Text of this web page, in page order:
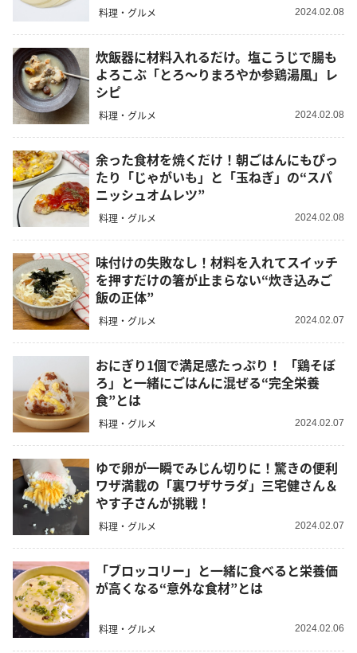
料理・グルメ 2024.02.08
炊飯器に材料入れるだけ。塩こうじで腸も
よろこぶ「とろ～りまろやか参鶏湯風」レ
シピ
料理・グルメ 2024.02.08
余った食材を焼くだけ！朝ごはんにもぴっ
たり「じゃがいも」と「玉ねぎ」の“スパ
ニッシュオムレツ”
料理・グルメ 2024.02.08
味付けの失敗なし！材料を入れてスイッチ
を押すだけの箸が止まらない“炊き込みご
飯の正体”
料理・グルメ 2024.02.07
おにぎり1個で満足感たっぷり！ 「鶏そぼ
ろ」と一緒にごはんに混ぜる“完全栄養
食”とは
料理・グルメ 2024.02.07
ゆで卵が一瞬でみじん切りに！驚きの便利
ワザ満載の「裏ワザサラダ」三宅健さん＆
やす子さんが挑戦！
料理・グルメ 2024.02.07
「ブロッコリー」と一緒に食べると栄養価
が高くなる“意外な食材”とは
料理・グルメ 2024.02.06